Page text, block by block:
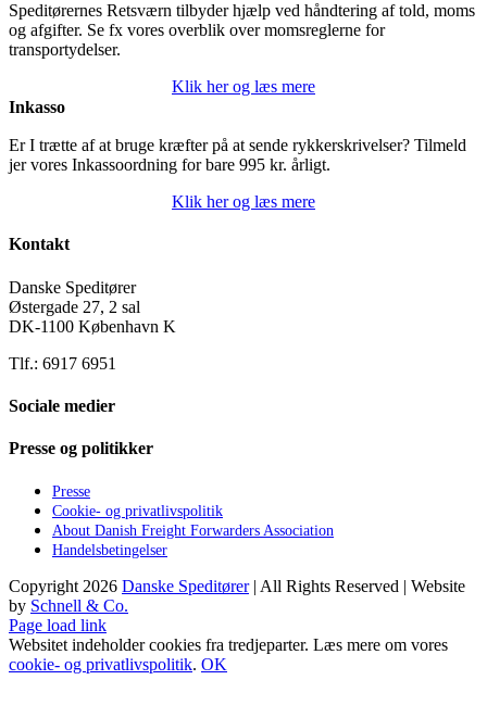
Speditørernes Retsværn tilbyder hjælp ved håndtering af told, moms
og afgifter. Se fx vores overblik over momsreglerne for
transportydelser.
Klik her og læs mere
Inkasso
Er I trætte af at bruge kræfter på at sende rykkerskrivelser? Tilmeld
jer vores Inkassoordning for bare 995 kr. årligt.
Klik her og læs mere
Kontakt
Danske Speditører
Østergade 27, 2 sal
DK-1100 København K
Tlf.: 6917 6951
Sociale medier
Presse og politikker
Presse
Cookie- og privatlivspolitik
About Danish Freight Forwarders Association
Handelsbetingelser
Copyright 2026 Danske Speditører| All Rights Reserved | Website
by Schnell & Co.
Page load link
Websitet indeholder cookies fra tredjeparter. Læs mere om vores
cookie- og privatlivspolitik. OK